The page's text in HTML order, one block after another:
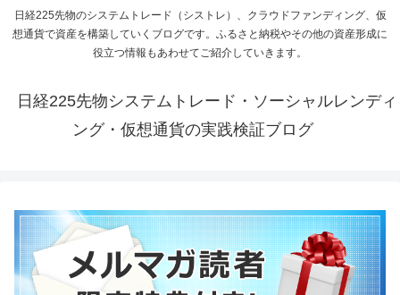
日経225先物のシステムトレード（シストレ）、クラウドファンディング、仮
想通貨で資産を構築していくブログです。ふるさと納税やその他の資産形成に
役立つ情報もあわせてご紹介していきます。
日経225先物システムトレード・ソーシャルレンディ
ング・仮想通貨の実践検証ブログ